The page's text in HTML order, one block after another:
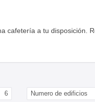
cafetería a tu disposición.
6 Numero de edificios